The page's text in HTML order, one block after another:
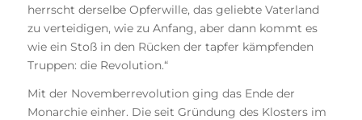
herrscht derselbe Opferwille, das geliebte Vaterland
zu verteidigen, wie zu Anfang, aber dann kommt es
wie ein Stoß in den Rücken der tapfer kämpfenden
Truppen: die Revolution.“
Mit der Novemberrevolution ging das Ende der
Monarchie einher. Die seit Gründung des Klosters im